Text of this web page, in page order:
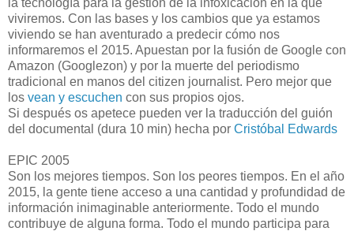
viviremos. Con las bases y los cambios que ya estamos
viviendo se han aventurado a predecir cómo nos
informaremos el 2015. Apuestan por la fusión de Google con
Amazon (Googlezon) y por la muerte del periodismo
tradicional en manos del citizen journalist. Pero mejor que
los vean y escuchen con sus propios ojos.
Si después os apetece pueden ver la traducción del guión
del documental (dura 10 min) hecha por Cristóbal Edwards
EPIC 2005
Son los mejores tiempos. Son los peores tiempos. En el año
2015, la gente tiene acceso a una cantidad y profundidad de
información inimaginable anteriormente. Todo el mundo
contribuye de alguna forma. Todo el mundo participa para